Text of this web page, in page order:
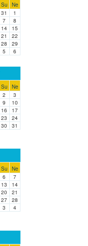
Su
Ne
31
1
7
8
14
15
21
22
28
29
5 6
Su
Ne
2
3
9
10
16
17
23
24
30 31
Su
Ne
6
7
13
14
20
21
27
28
3 4